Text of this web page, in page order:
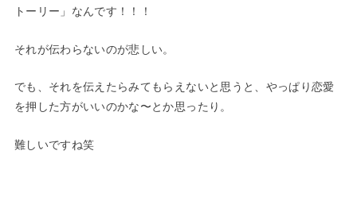
トーリー」なんです！！！
それが伝わらないのが悲しい。
でも、それを伝えたらみてもらえないと思うと、やっぱり恋愛
を押した方がいいのかな〜とか思ったり。
難しいですね笑